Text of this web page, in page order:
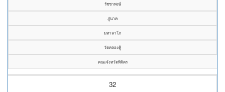
รัชชาพงษ์
ภู่นาค
มหาลาโภ
วัดคลองคู้
คณะจังหวัดพิจิตร
32